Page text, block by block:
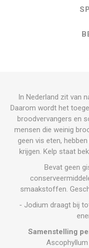
In Nederland zit van
Daarom wordt het
broodvervangers en
mensen die weinig
geen vis eten,
krijgen. Kelp staat
Bevat geen
smaakstoffen.
- Jodium draagt bij
Samenstelling